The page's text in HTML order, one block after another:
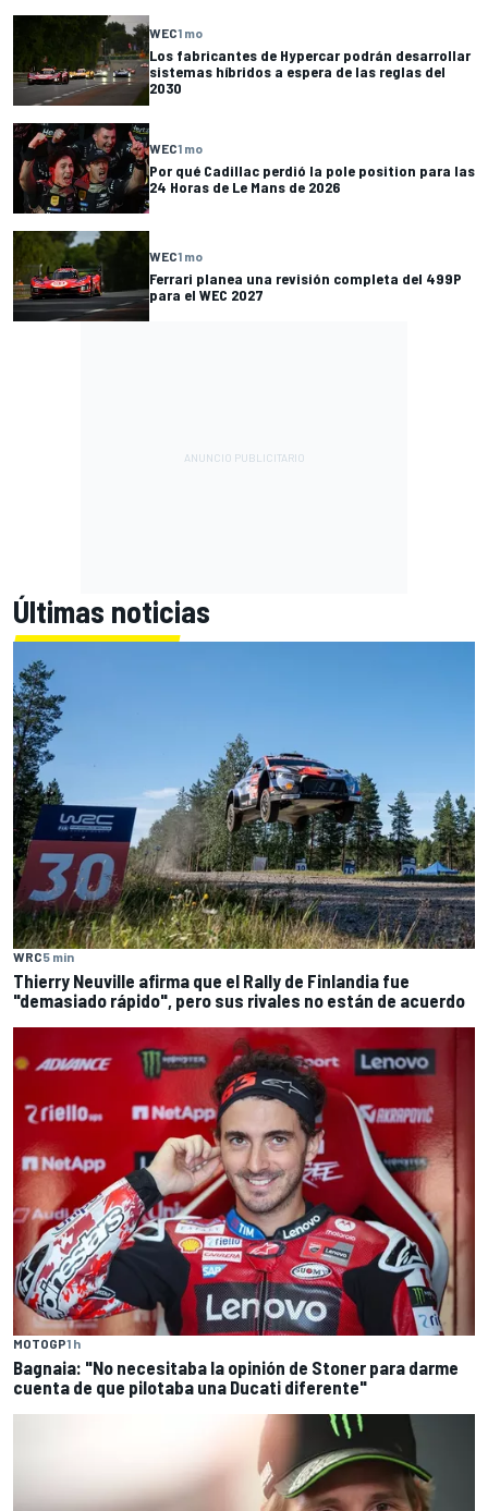
WEC1 mo
Los fabricantes de Hypercar podrán desarrollar
sistemas híbridos a espera de las reglas del
2030
WEC1 mo
Por qué Cadillac perdió la pole position para las
24 Horas de Le Mans de 2026
WEC1 mo
Ferrari planea una revisión completa del 499P
para el WEC 2027
Últimas noticias
WRC5 min
Thierry Neuville afirma que el Rally de Finlandia fue
"demasiado rápido", pero sus rivales no están de acuerdo
MOTOGP1 h
Bagnaia: "No necesitaba la opinión de Stoner para darme
cuenta de que pilotaba una Ducati diferente"